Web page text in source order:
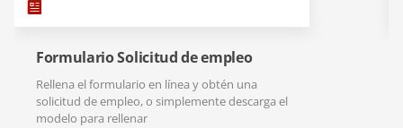
Formulario Solicitud de empleo
Rellena el formulario en línea y obtén una
solicitud de empleo, o simplemente descarga el
modelo para rellenar